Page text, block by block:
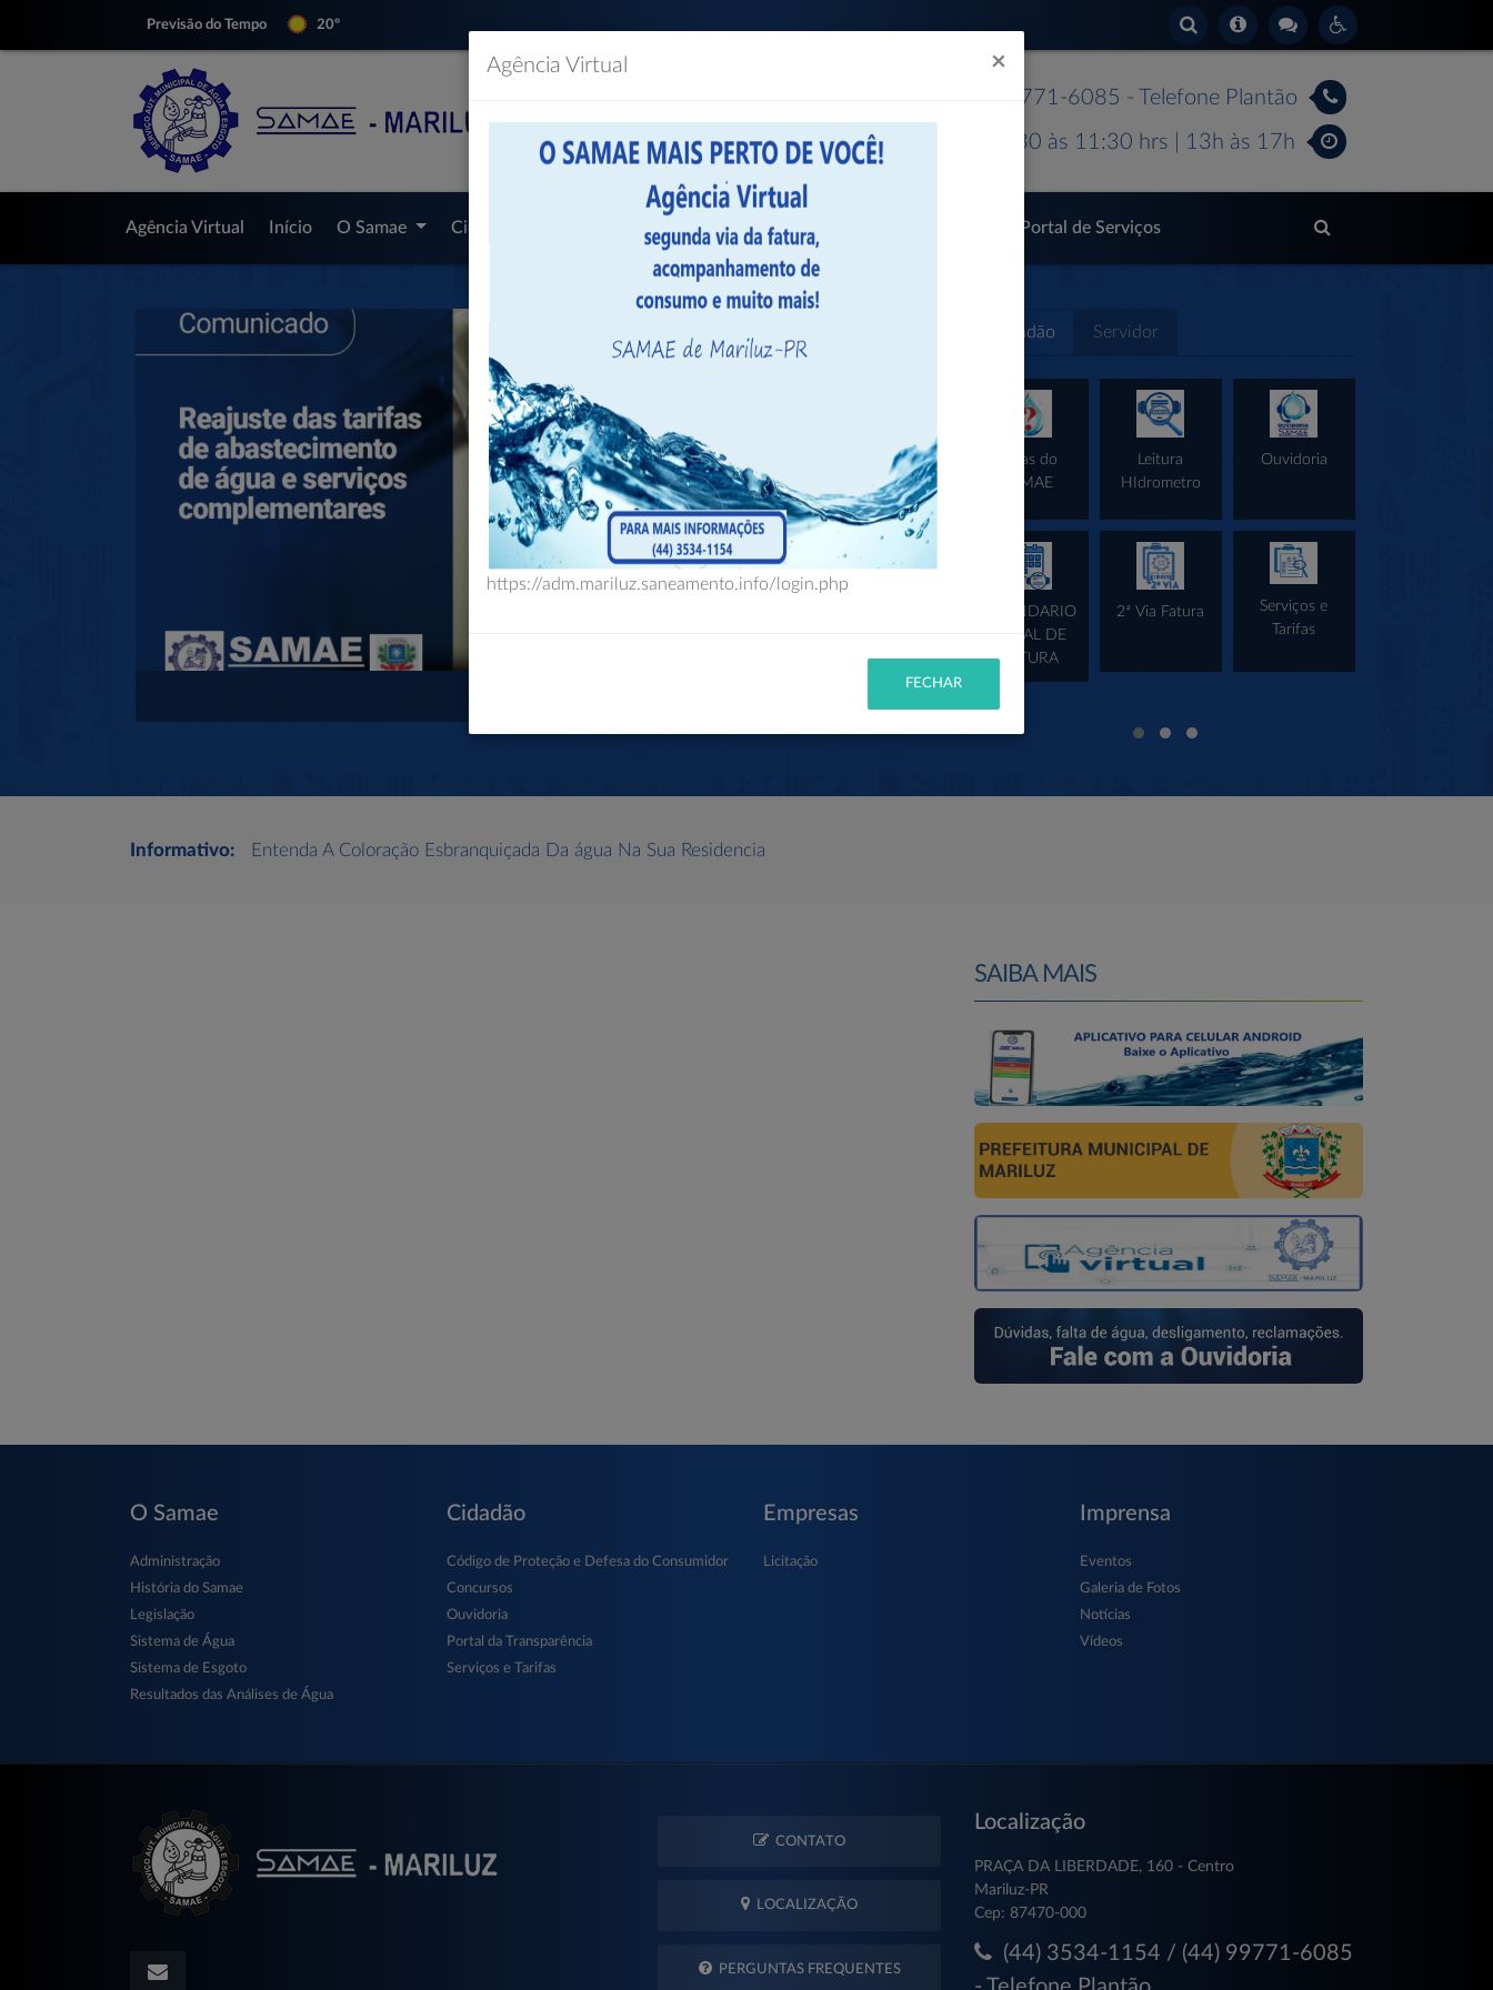
Previsão do Tempo 20º
(44) 3534-1154 / (44) 99771-6085 - Telefone Plantão
Segunda à Sexta das 07:30 às 11:30 hrs | 13h às 17h
Agência Virtual Início O Samae Cidadão Imprensa Portal de Serviços
ONDE PAGAR SUAS FATURAS DE AGUA
Cidadão Servidor
Dicas do
SAMAE
Leitura
HIdrometro
Ouvidoria
CALENDARIO
ANUAL DE
LEITURA
2ª Via Fatura
Serviços e
Tarifas
Informativo: Entenda A Coloração Esbranquiçada Da água Na Sua Residencia
SAIBA MAIS
Agência Virtual ×
https://adm.mariluz.saneamento.info/login.php
FECHAR
O Samae
Administração
História do Samae
Legislação
Sistema de Água
Sistema de Esgoto
Resultados das Análises de Água
Cidadão
Código de Proteção e Defesa do Consumidor
Concursos
Ouvidoria
Portal da Transparência
Serviços e Tarifas
Empresas
Licitação
Imprensa
Eventos
Galeria de Fotos
Notícias
Vídeos
CONTATO
LOCALIZAÇÃO
PERGUNTAS FREQUENTES
Localização
PRAÇA DA LIBERDADE, 160 - Centro
Mariluz-PR
Cep: 87470-000
(44) 3534-1154 / (44) 99771-6085